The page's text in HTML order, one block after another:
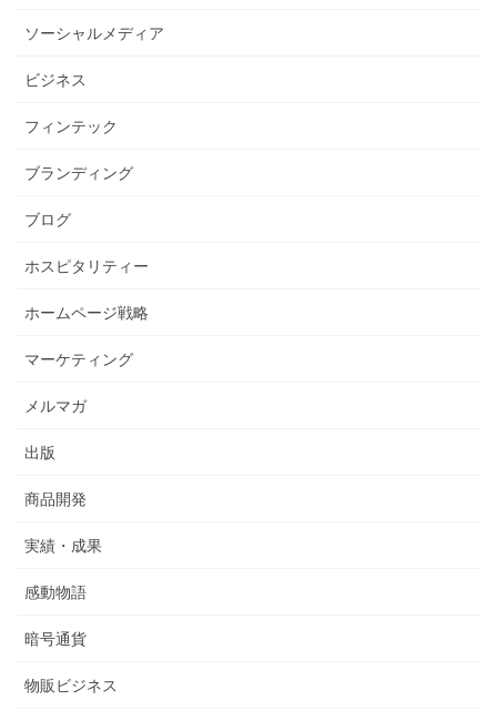
ソーシャルメディア
ビジネス
フィンテック
ブランディング
ブログ
ホスピタリティー
ホームページ戦略
マーケティング
メルマガ
出版
商品開発
実績・成果
感動物語
暗号通貨
物販ビジネス